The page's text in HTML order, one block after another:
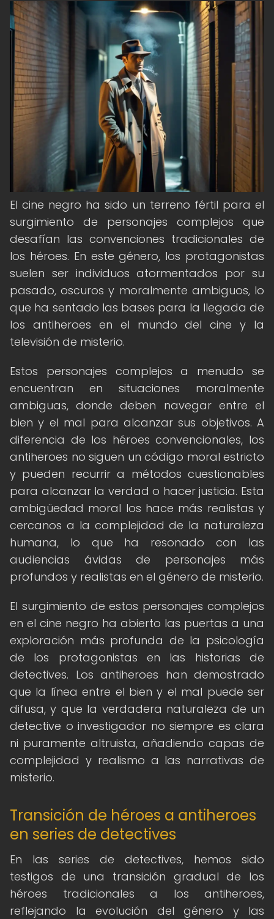
El cine negro ha sido un terreno fértil para el
surgimiento de personajes complejos que
desafían las convenciones tradicionales de
los héroes. En este género, los protagonistas
suelen ser individuos atormentados por su
pasado, oscuros y moralmente ambiguos, lo
que ha sentado las bases para la llegada de
los antiheroes en el mundo del cine y la
televisión de misterio.
Estos personajes complejos a menudo se
encuentran en situaciones moralmente
ambiguas, donde deben navegar entre el
bien y el mal para alcanzar sus objetivos. A
diferencia de los héroes convencionales, los
antiheroes no siguen un código moral estricto
y pueden recurrir a métodos cuestionables
para alcanzar la verdad o hacer justicia. Esta
ambigüedad moral los hace más realistas y
cercanos a la complejidad de la naturaleza
humana, lo que ha resonado con las
audiencias ávidas de personajes más
profundos y realistas en el género de misterio.
El surgimiento de estos personajes complejos
en el cine negro ha abierto las puertas a una
exploración más profunda de la psicología
de los protagonistas en las historias de
detectives. Los antiheroes han demostrado
que la línea entre el bien y el mal puede ser
difusa, y que la verdadera naturaleza de un
detective o investigador no siempre es clara
ni puramente altruista, añadiendo capas de
complejidad y realismo a las narrativas de
misterio.
Transición de héroes a antiheroes
en series de detectives
En las series de detectives, hemos sido
testigos de una transición gradual de los
héroes tradicionales a los antiheroes,
reflejando la evolución del género y las